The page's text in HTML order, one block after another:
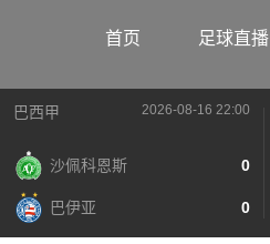
首页 足球直播
巴西甲 2026-08-16 22:00
沙佩科恩斯 0
巴伊亚 0